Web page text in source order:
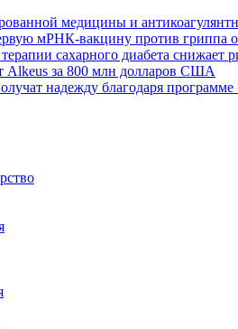
медицины и
мРНК‑вакцину против гриппа
сахарного диабета снижает
Alkeus за 800 млн долларов США
надежду благодаря